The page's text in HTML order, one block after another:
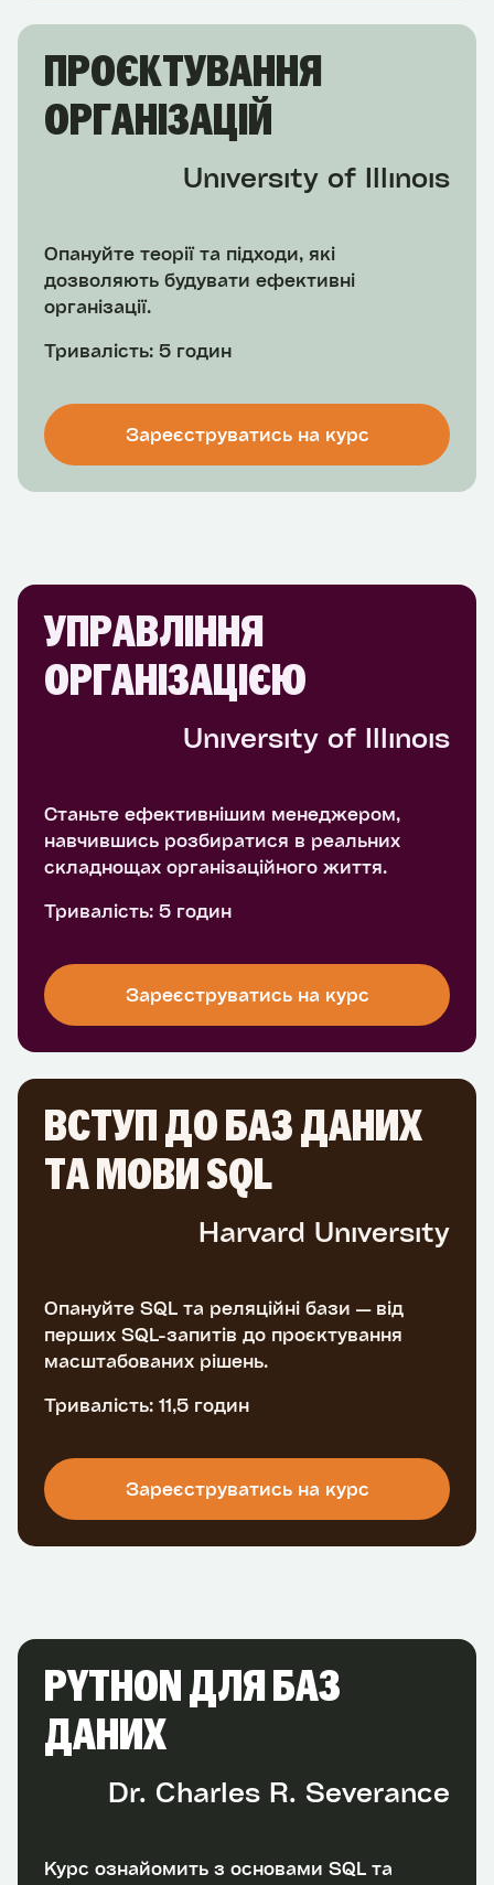
ПРОЄКТУВАННЯ
ОРГАНІЗАЦІЙ
University of Illinois
Опaнуйте теорії та підходи, які
дозволяють будувати ефективні
організації.
Тривалість: 5 годин
Зареєструватись на курс
УПРАВЛІННЯ
ОРГАНІЗАЦІЄЮ
University of Illinois
Станьте ефективнішим менеджером,
навчившись розбиратися в реальних
складнощах організаційного життя.
Тривалість: 5 годин
Зареєструватись на курс
ВСТУП ДО БАЗ ДАНИХ
ТА МОВИ SQL
Harvard University
Опануйте SQL та реляційні бази — від
перших SQL-запитів до проєктування
масштабованих рішень.
Тривалість: 11,5 годин
Зареєструватись на курс
PYTHON ДЛЯ БАЗ
ДАНИХ
Dr. Charles R. Severance
Курс ознайомить з основами SQL та